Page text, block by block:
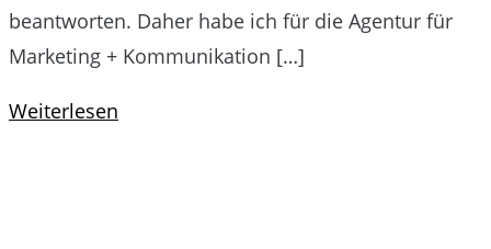
beantworten. Daher habe ich für die Agentur für
Marketing + Kommunikation […]
Weiterlesen